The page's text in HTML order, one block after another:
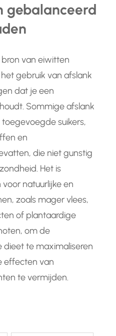
gebalanceerd
van eiwitten
gebruik van afslank
dat je een
Sommige afslank
suikers,
en
die niet gunstig
Het is
natuurlijke en
zoals mager vlees,
of plantaardige
om de
te maximaliseren
effecten van
te vermijden.